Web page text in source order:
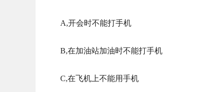
A,开会时不能打手机
B,在加油站加油时不能打手机
C,在飞机上不能用手机